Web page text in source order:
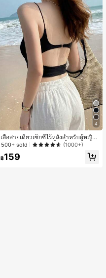
4
เสื้อสายเดี่ยวเซ็กซี่ไร้หลังสำหรับผู้หญิง
พร้อมบราแบบมีฟองน้ำ, เสื้อกล้ามแขน
500+ sold (1000+)
฿159